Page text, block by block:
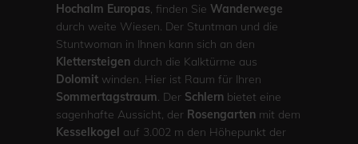
Hochalm Europas, finden Sie Wanderwege
durch weite Wiesen. Der Stuntman und die
Stuntwoman in Ihnen kann sich an den
Klettersteigendurch die Kalktürme aus
Dolomitwinden. Hier ist Raum für Ihren
Sommertagstraum. Der Schlernbietet eine
sagenhafte Aussicht, der Rosengartenmit dem
Kesselkogel auf 3.002 m den Höhepunkt der